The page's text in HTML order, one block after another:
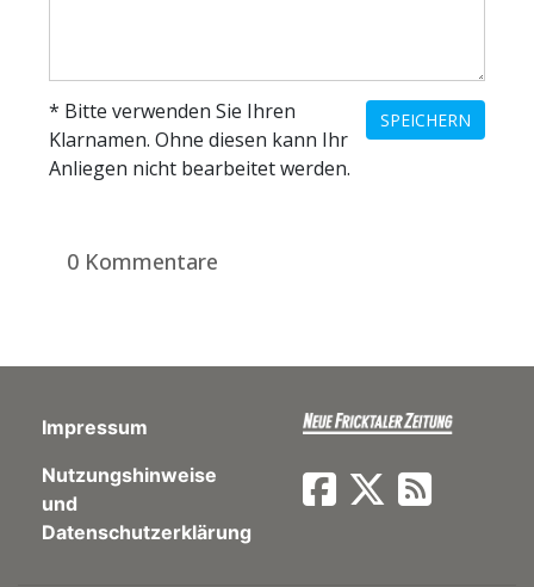
SPEICHERN
* Bitte verwenden Sie Ihren
Klarnamen. Ohne diesen kann Ihr
Anliegen nicht bearbeitet werden.
0 Kommentare
Impressum
Nutzungshinweise
und
Datenschutzerklärung